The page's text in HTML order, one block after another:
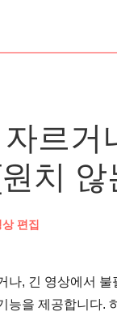
르거
치
상 편집
, 긴 영상에서 불
능을 제공합니다.